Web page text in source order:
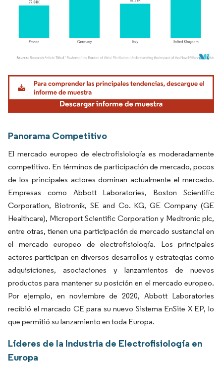
Imagen © Mordor Intelligence. El uso requiere atribución según CC BY 4.0.
Panorama Competitivo
El mercado europeo de electrofisiología es moderadamente
competitivo. En términos de participación de mercado, pocos
de los principales actores dominan actualmente el mercado.
Empresas como Abbott Laboratories, Boston Scientific
Corporation, Biotronik, SE and Co. KG, GE Company (GE
Healthcare), Microport Scientific Corporation y Medtronic plc,
entre otras, tienen una participación de mercado sustancial en
el mercado europeo de electrofisiología. Los principales
actores participan en diversos desarrollos y estrategias como
adquisiciones, asociaciones y lanzamientos de nuevos
productos para mantener su posición en el mercado europeo.
Por ejemplo, en noviembre de 2020, Abbott Laboratories
recibió el marcado CE para su nuevo Sistema EnSite X EP, lo
que permitió su lanzamiento en toda Europa.
Líderes de la Industria de Electrofisiología en
Europa